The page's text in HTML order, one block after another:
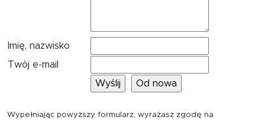
Imię, nazwisko
Twój e-mail
Wypełniając powyższy formularz, wyrażasz zgodę na